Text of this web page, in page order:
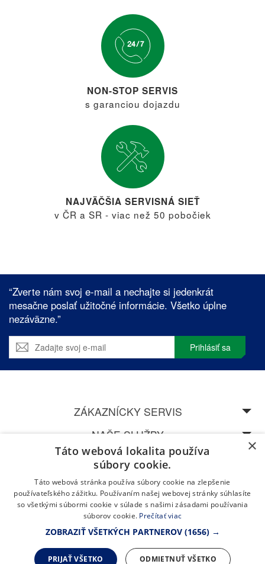
NON-STOP SERVIS
s garanciou dojazdu
NAJVÄČŠIA SERVISNÁ SIEŤ
v ČR a SR - viac než 50 pobočiek
“Zverte nám svoj e-mail a nechajte si jedenkrát
mesačne poslať užitočné informácie. Všetko úplne
nezáväzne.”
Prihlásiť sa
ZÁKAZNÍCKY SERVIS
NAŠE SLUŽBY
SPEDOS
NAVŠTÍVTE NAŠU CENTRÁLU V ŽILINĚ
×
Táto webová lokalita používa
súbory cookie.
Táto webová stránka používa súbory cookie na zlepšenie
používateľského zážitku. Používaním našej webovej stránky súhlasíte
so všetkými súbormi cookie v súlade s našimi zásadami používania
súborov cookie. Prečítať viac
ZOBRAZIŤ VŠETKÝCH PARTNEROV (1656) →
PRIJAŤ VŠETKO ODMIETNUŤ VŠETKO